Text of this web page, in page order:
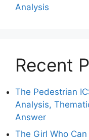
Analysis
Recent
The Pedestrian
Analysis,
Answer
The Girl Who